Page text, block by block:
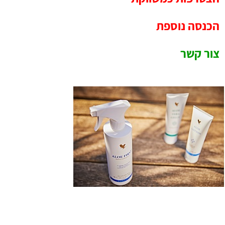
הכנסה נוספת
צור קשר